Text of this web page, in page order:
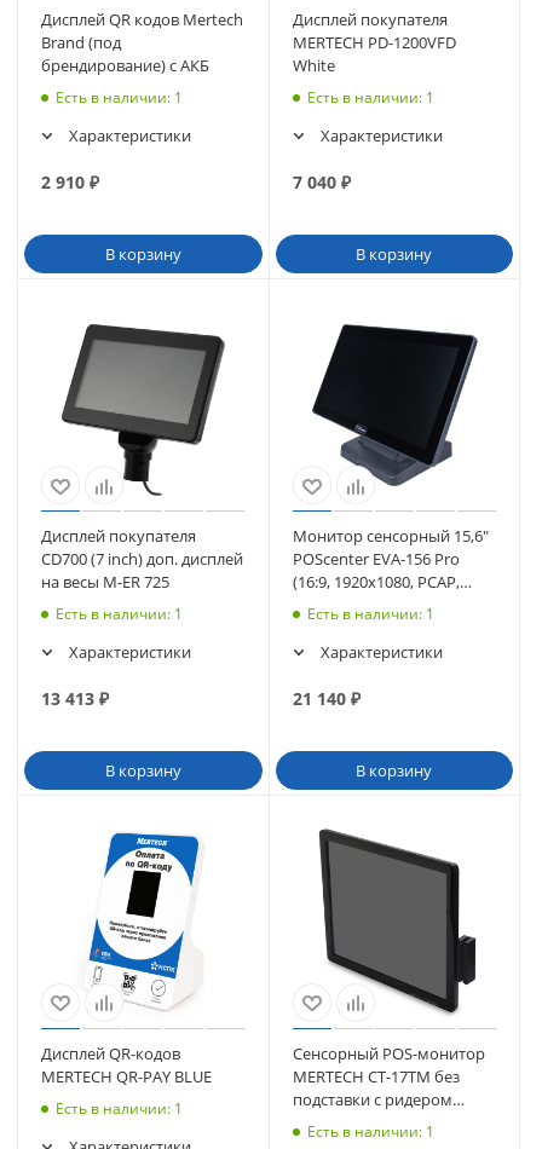
Дисплей QR кодов Mertech
Brand (под
брендирование) с АКБ
Есть в наличии: 1
Характеристики
2 910 ₽
В корзину
Дисплей покупателя
MERTECH PD-1200VFD
White
Есть в наличии: 1
Характеристики
7 040₽
В корзину
Дисплей покупателя
CD700 (7 inch) доп. дисплей
на весы M-ER 725
Есть в наличии: 1
Характеристики
13 413 ₽
В корзину
Монитор сенсорный 15,6"
POScenter EVA-156 Pro
(16:9, 1920х1080, PCAP,
VGA, HDMI, без MSR) (3568)
Есть в наличии: 1
Характеристики
21 140₽
В корзину
Дисплей QR-кодов
MERTECH QR-PAY BLUE
Есть в наличии: 1
Сенсорный POS-монитор
MERTECH CT-17TM без
подставки с ридером
магнитных карт
Есть в наличии: 1